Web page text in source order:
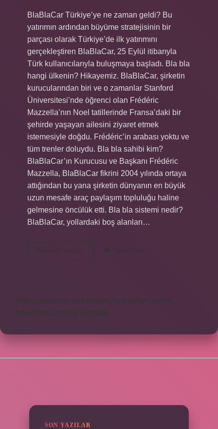
BlaBlaCar Türkiye’ye ne zaman geldi? Bu
yatırımın ardından büyüme stratejisinin bir
parçası olarak Türkiye’de ilk yatırımını
gerçekleştiren BlaBlaCar, 25 Eylül itibarıyla
Türk kullanıcılarıyla buluşmaya başladı. Bla bla
hangi ülkenin? Hikayemiz. BlaBlaCar, şirketin
kurucularından biri ve o zamanlar Stanford
Üniversitesi’nde öğrenci olan Frédéric
Mazzella’nın Noel tatillerinde Fransa’daki bir
şehirde yaşayan ailesini ziyaret etmek
istemesiyle doğdu. Frédéric’in arabası yoktu ve
tüm trenler doluydu. Bla bla sahibi kim?
BlaBlaCar’ın Kurucusu ve Başkanı Frédéric
Mazzella, BlaBlaCar fikrini 2004 yılında ortaya
attığından bu yana şirketin dünyanın en büyük
uzun mesafe araç paylaşım topluluğu haline
gelmesine öncülük etti. Bla bla sistemi nedir?
BlaBlaCar, yollardaki boş alanları…
Devamını okuyun
Ne
Yorum Bırak
https://safderun.com.tr
https://sokoglam.com.tr
https://sinto.com.tr
Sitemap
SON YAZILAR